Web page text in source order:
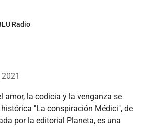
Radio
amor, la codicia y la venganza se
"La conspiración Médici", de
por la editorial Planeta, es una